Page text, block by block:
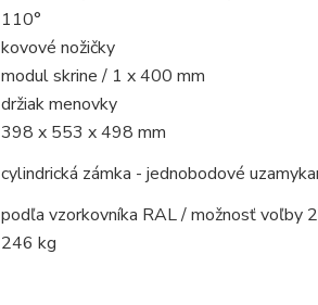
110°
kovové nožičky
modul skrine / 1 x 400 mm
držiak menovky
398 x 553 x 498 mm
cylindrická zámka - jednobodové
podľa vzorkovníka RAL / možnosť voľby
246 kg